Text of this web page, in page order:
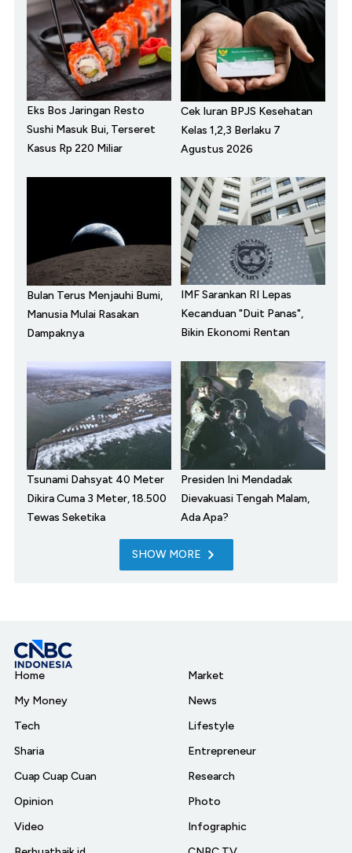
Eks Bos Jaringan Resto
Sushi Masuk Bui, Terseret
Kasus Rp 220 Miliar
Cek Iuran BPJS Kesehatan
Kelas 1,2,3 Berlaku 7
Agustus 2026
Bulan Terus Menjauhi Bumi,
Manusia Mulai Rasakan
Dampaknya
IMF Sarankan RI Lepas
Kecanduan "Duit Panas",
Bikin Ekonomi Rentan
Tsunami Dahsyat 40 Meter
Dikira Cuma 3 Meter, 18.500
Tewas Seketika
Presiden Ini Mendadak
Dievakuasi Tengah Malam,
Ada Apa?
SHOW MORE
Home
My Money
Tech
Sharia
Cuap Cuap Cuan
Opinion
Video
Market
News
Lifestyle
Entrepreneur
Research
Photo
Infographic